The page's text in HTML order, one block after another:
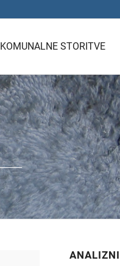
KOMUNALNE STORITVE